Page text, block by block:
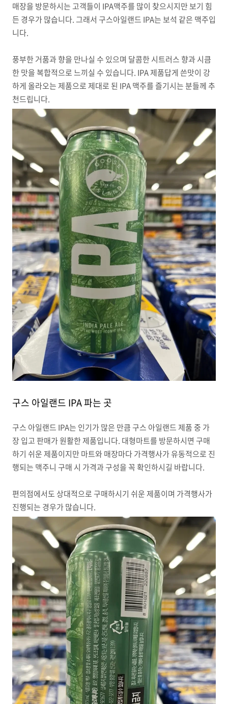
매장을 방문하시는 고객들이 IPA맥주를 많이 찾으시지만 보기 힘
든 경우가 많습니다. 그래서 구스아일랜드 IPA는 보석 같은 맥주입
니다.
풍부한 거품과 향을 만나실 수 있으며 달콤한 시트러스 향과 시큼
한 맛을 복합적으로 느끼실 수 있습니다. IPA 제품답게 쓴맛이 강
하게 올라오는 제품으로 제대로 된 IPA 맥주를 즐기시는 분들께 추
천드립니다.
구스 아일랜드 IPA 파는 곳
구스 아일랜드 IPA는 인기가 많은 만큼 구스 아일랜드 제품 중 가
장 입고 판매가 원활한 제품입니다. 대형마트를 방문하시면 구매
하기 쉬운 제품이지만 마트와 매장마다 가격행사가 유동적으로 진
행되는 맥주니 구매 시 가격과 구성을 꼭 확인하시길 바랍니다.
편의점에서도 상대적으로 구매하시기 쉬운 제품이며 가격행사가
진행되는 경우가 많습니다.